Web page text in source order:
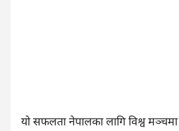
यो सफलता नेपालका लागि विश्व मञ्चमा